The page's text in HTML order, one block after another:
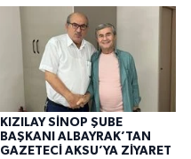
KIZILAY SİNOP ŞUBE
BAŞKANI ALBAYRAK’TAN
GAZETECİ AKSU’YA ZİYARET